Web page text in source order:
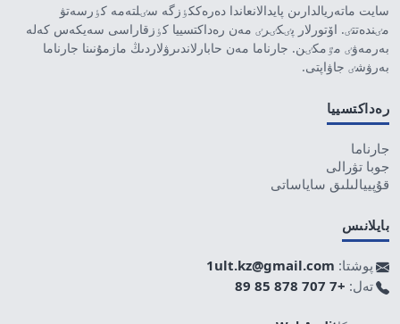
سايت ماتەريالدارىن پايدالانعاندا دەرەككٶزگە سٸلتەمە كٶرسەتۋ
مٸندەتتٸ. اۆتورلار پٸكٸرٸ مەن رەداكتسييا كٶزقاراسى سەيكەس كەلە
بەرمەۋٸ مٷمكٸن. جارناما مەن حابارلاندىرۋلاردىڭ مازمۇنىنا جارناما
بەرۋشٸ جاۋاپتى.
رەداكتسييا
جارناما
جوبا تۋرالى
قۇپييالىلىق ساياساتى
بايلانىس
پوشتا: 1ult.kz@gmail.com
تەل: +7 707 878 85 89